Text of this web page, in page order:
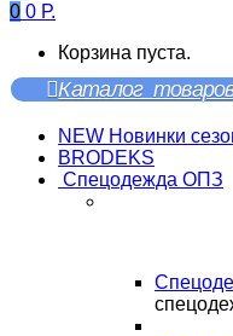
0 0 Р.
Корзина пуста.
Каталог
NEW Новинки
BRODEKS
Спецодежда ОПЗ